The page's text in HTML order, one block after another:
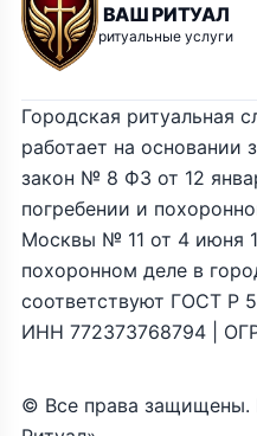
ВАШ РИТУАЛ
ритуальные услуги
© Все права
Городская ритуальная
работает на основании
закон № 8 ФЗ от 12
погребении и
Москвы № 11 от 4 июня
похоронном деле в
соответствуют ГОСТ Р
ИНН 772373768794 |